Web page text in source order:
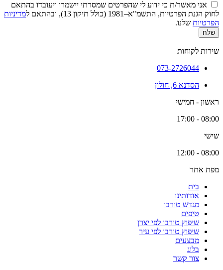
אני מאשר/ת כי ידוע לי שהפרטים שמסרתי יישמרו ויעובדו בהתאם
לחוק הגנת הפרטיות, התשמ"א–1981 (כולל תיקון 13), ובהתאם ל
מדיניות
הפרטיות שלנו.
שלח
שירות לקוחות
073-2726044
הסדנא 6, חולון
ראשון - חמישי
08:00 - 17:00
שישי
08:00 - 12:00
מפת אתר
בית
אודותינו
מגדש טורבו
טיפים
שיפוץ טורבו לפי יצרן
שיפוץ טורבו לפי עיר
מבצעים
בלוג
צור קשר